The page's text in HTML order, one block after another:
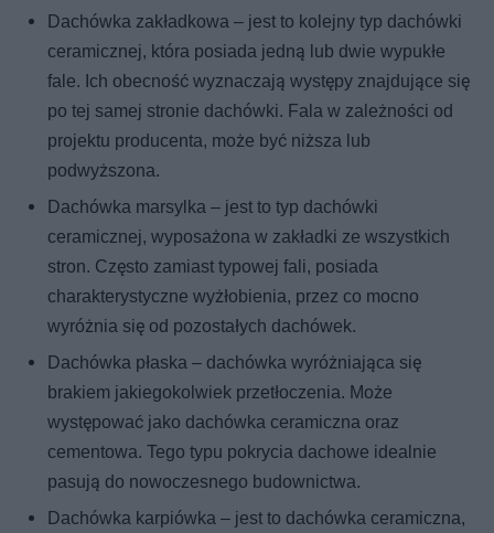
Dachówka zakładkowa – jest to kolejny typ dachówki
ceramicznej, która posiada jedną lub dwie wypukłe
fale. Ich obecność wyznaczają występy znajdujące się
po tej samej stronie dachówki. Fala w zależności od
projektu producenta, może być niższa lub
podwyższona.
Dachówka marsylka – jest to typ dachówki
ceramicznej, wyposażona w zakładki ze wszystkich
stron. Często zamiast typowej fali, posiada
charakterystyczne wyżłobienia, przez co mocno
wyróżnia się od pozostałych dachówek.
Dachówka płaska – dachówka wyróżniająca się
brakiem jakiegokolwiek przetłoczenia. Może
występować jako dachówka ceramiczna oraz
cementowa. Tego typu pokrycia dachowe idealnie
pasują do nowoczesnego budownictwa.
Dachówka karpiówka – jest to dachówka ceramiczna,